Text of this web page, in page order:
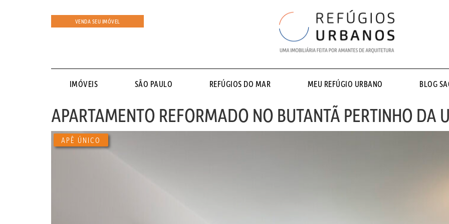
VENDA SEU IMÓVEL
IMÓVEIS SÃO PAULO REFÚGIOS DO MAR MEU REFÚGIO URBANO BLOG
APARTAMENTO REFORMADO NO BUTANTÃ PERTINHO DA
APÊ ÚNICO